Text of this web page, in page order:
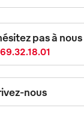
pas à
nous